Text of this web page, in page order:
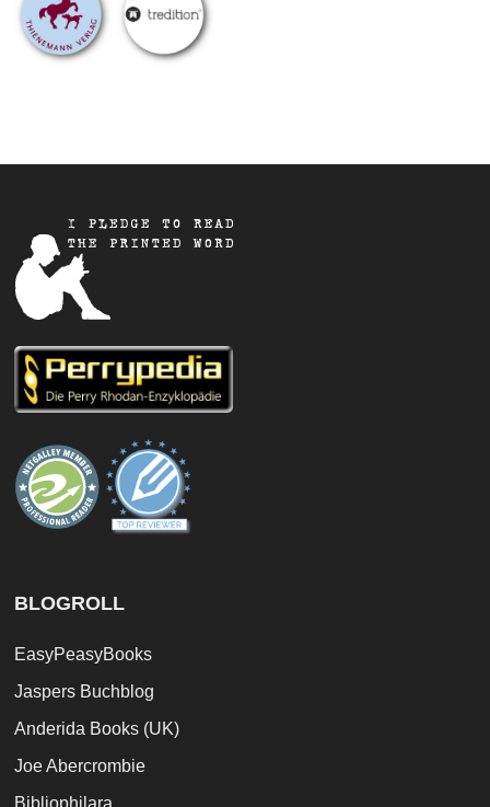
BLOGROLL
EasyPeasyBooks
Jaspers Buchblog
Anderida Books (UK)
Joe Abercrombie
Bibliophilara